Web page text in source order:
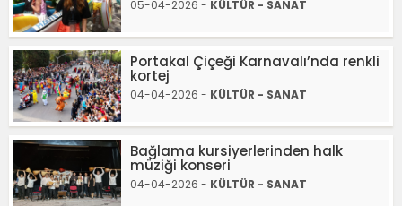
05-04-2026 - KÜLTÜR - SANAT
Portakal Çiçeği Karnavalı’nda renkli
kortej
04-04-2026 - KÜLTÜR - SANAT
Bağlama kursiyerlerinden halk
müziği konseri
04-04-2026 - KÜLTÜR - SANAT